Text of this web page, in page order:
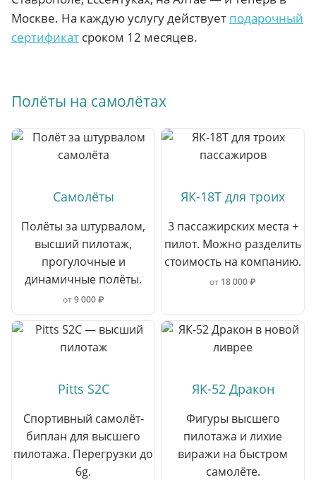
Москве. На каждую услугу действует подарочный
сертификат сроком 12 месяцев.
Полёты на самолётах
Самолёты
Полёты за штурвалом,
высший пилотаж,
прогулочные и
динамичные полёты.
от9 000 ₽
ЯК-18Т для троих
3 пассажирских места +
пилот. Можно разделить
стоимость на компанию.
от 18 000 ₽
Pitts S2C
Спортивный самолёт-
биплан для высшего
пилотажа. Перегрузки до
6g.
ЯК-52 Дракон
Фигуры высшего
пилотажа и лихие
виражи на быстром
самолёте.